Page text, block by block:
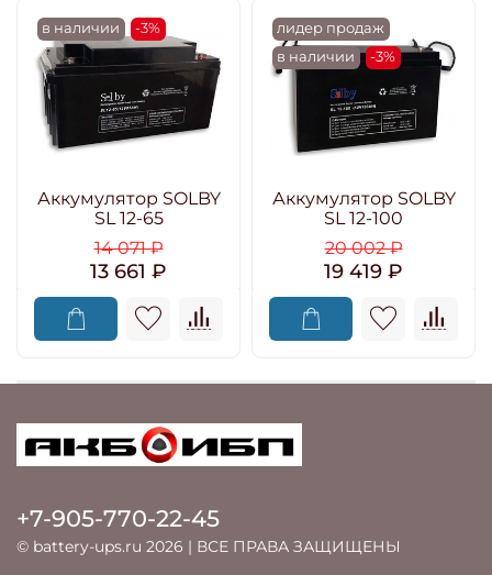
в наличии -3%
Аккумулятор SOLBY
SL 12-65
14 071 ₽
13 661 ₽
лидер продаж
в наличии
-3%
Аккумулятор SOLBY
SL 12-100
20 002 ₽
19 419 ₽
+7-905-770-22-45
© battery-ups.ru 2026 | ВСЕ ПРАВА ЗАЩИЩЕНЫ